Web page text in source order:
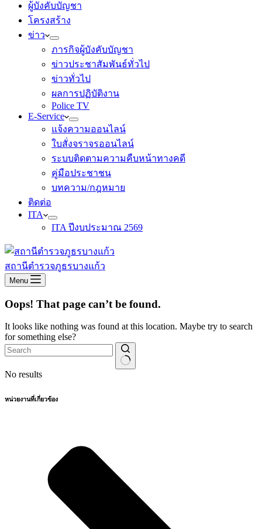
ผู้บังคับบัญชา
โครงสร้าง
ข่าว
ภารกิจผู้บังคับบัญชา
ข่าวประชาสัมพันธ์ทั่วไป
ข่าวทั่วไป
ผลการปฏิบัติงาน
Police TV
E-Service
แจ้งความออนไลน์
ใบสั่งจราจรออนไลน์
ระบบติดตามความคืบหน้าทางคดี
คู่มือประชาชน
บทความ/กฎหมาย
ติดต่อ
ITA
ITA ปีงบประมาณ 2569
สถานีตำรวจภูธรบางแก้ว
Menu
Oops! That page can’t be found.
It looks like nothing was found at this location. Maybe try to search
for something else?
No results
หน่วยงานที่เกี่ยวข้อง